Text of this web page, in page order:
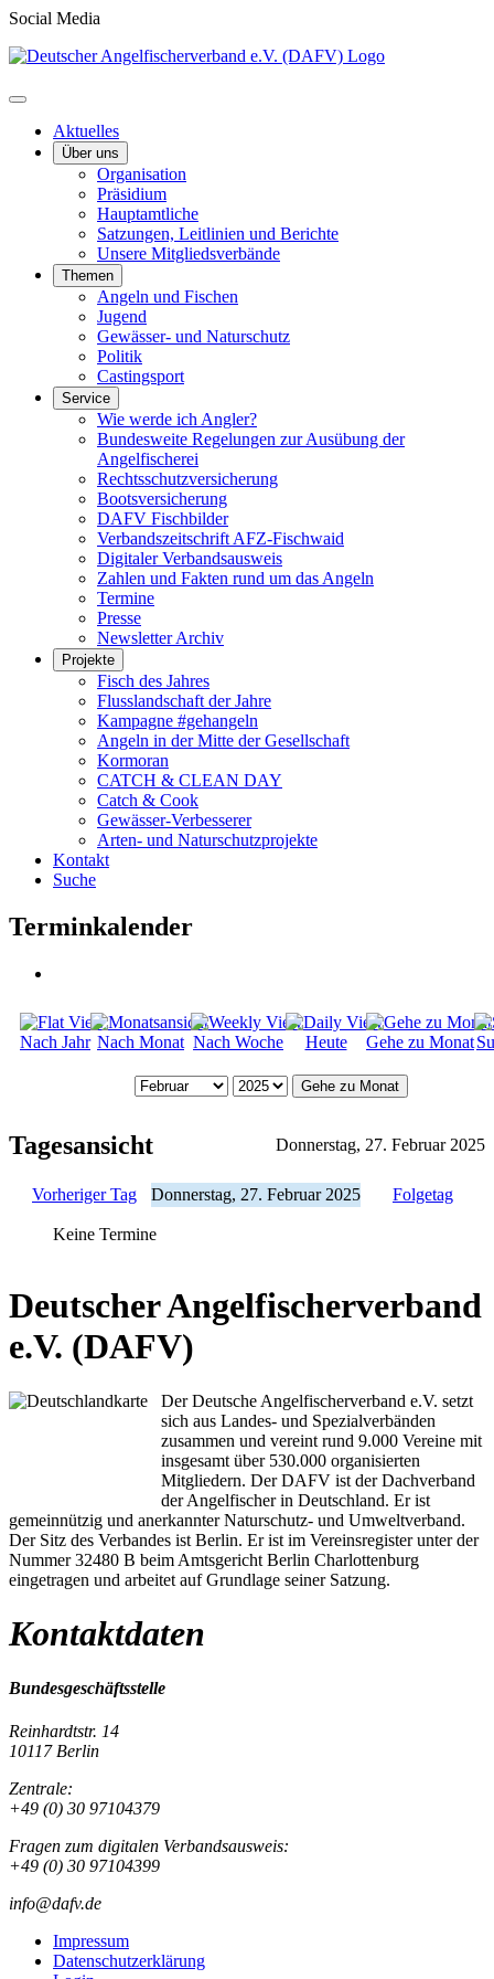
Social Media
Aktuelles
Über uns
Organisation
Präsidium
Hauptamtliche
Satzungen, Leitlinien und Berichte
Unsere Mitgliedsverbände
Themen
Angeln und Fischen
Jugend
Gewässer- und Naturschutz
Politik
Castingsport
Service
Wie werde ich Angler?
Bundesweite Regelungen zur Ausübung der
Angelfischerei
Rechtsschutzversicherung
Bootsversicherung
DAFV Fischbilder
Verbandszeitschrift AFZ-Fischwaid
Digitaler Verbandsausweis
Zahlen und Fakten rund um das Angeln
Termine
Presse
Newsletter Archiv
Projekte
Fisch des Jahres
Flusslandschaft der Jahre
Kampagne #gehangeln
Angeln in der Mitte der Gesellschaft
Kormoran
CATCH & CLEAN DAY
Catch & Cook
Gewässer-Verbesserer
Arten- und Naturschutzprojekte
Kontakt
Suche
Terminkalender
Nach Jahr Nach Monat Nach Woche Heute Gehe zu Monat
Gehe zu Monat
Tagesansicht Donnerstag, 27. Februar 2025
Vorheriger Tag Donnerstag, 27. Februar 2025 Folgetag
Keine Termine
Deutscher Angelfischerverband
e.V. (DAFV)
Der Deutsche Angelfischerverband e.V. setzt
sich aus Landes- und Spezialverbänden
zusammen und vereint rund 9.000 Vereine mit
insgesamt über 530.000 organisierten
Mitgliedern. Der DAFV ist der Dachverband
der Angelfischer in Deutschland. Er ist
gemeinnützig und anerkannter Naturschutz- und Umweltverband.
Der Sitz des Verbandes ist Berlin. Er ist im Vereinsregister unter der
Nummer 32480 B beim Amtsgericht Berlin Charlottenburg
eingetragen und arbeitet auf Grundlage seiner Satzung.
Kontaktdaten
Bundesgeschäftsstelle
Reinhardtstr. 14
10117 Berlin
Zentrale:
+49 (0) 30 97104379
Fragen zum digitalen Verbandsausweis:
+49 (0) 30 97104399
info@dafv.de
Impressum
Datenschutzerklärung